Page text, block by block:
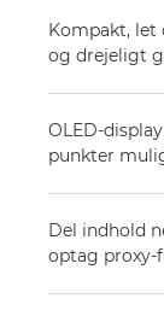
Kompakt, let
og drejeligt
OLED-
punkter
Del indhold
optag proxy-